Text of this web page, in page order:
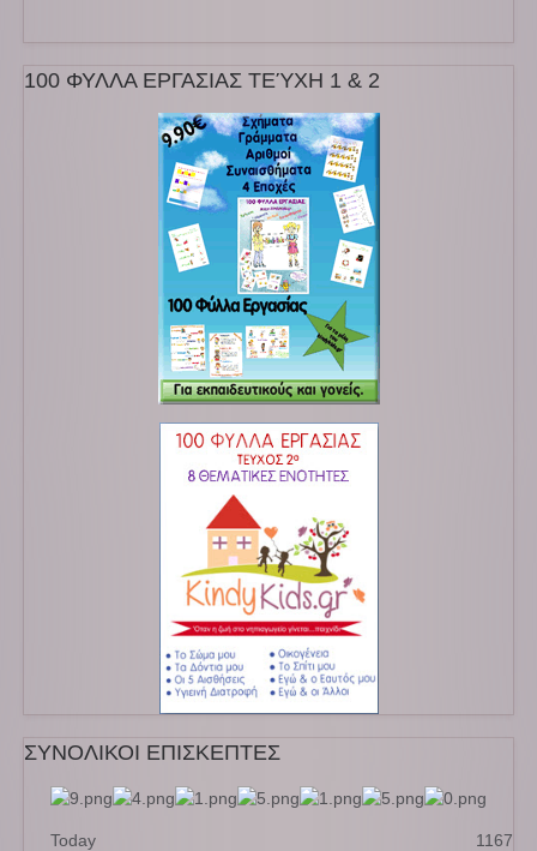
100 ΦΥΛΛΑ ΕΡΓΑΣΙΑΣ ΤΕΎΧΗ 1 & 2
ΣΥΝΟΛΙΚΟΙ ΕΠΙΣΚΕΠΤΕΣ
Today
1167